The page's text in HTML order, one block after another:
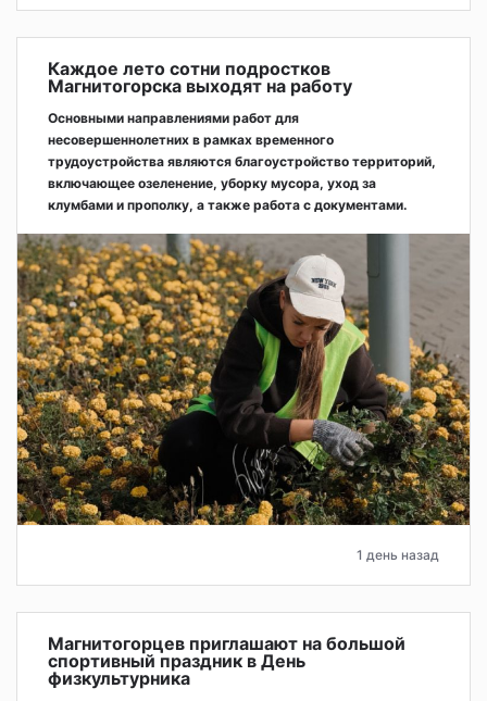
Каждое лето сотни подростков
Магнитогорска выходят на работу
Основными направлениями работ для
несовершеннолетних в рамках временного
трудоустройства являются благоустройство территорий,
включающее озеленение, уборку мусора, уход за
клумбами и прополку, а также работа с документами.
1 день назад
Магнитогорцев приглашают на большой
спортивный праздник в День
физкультурника